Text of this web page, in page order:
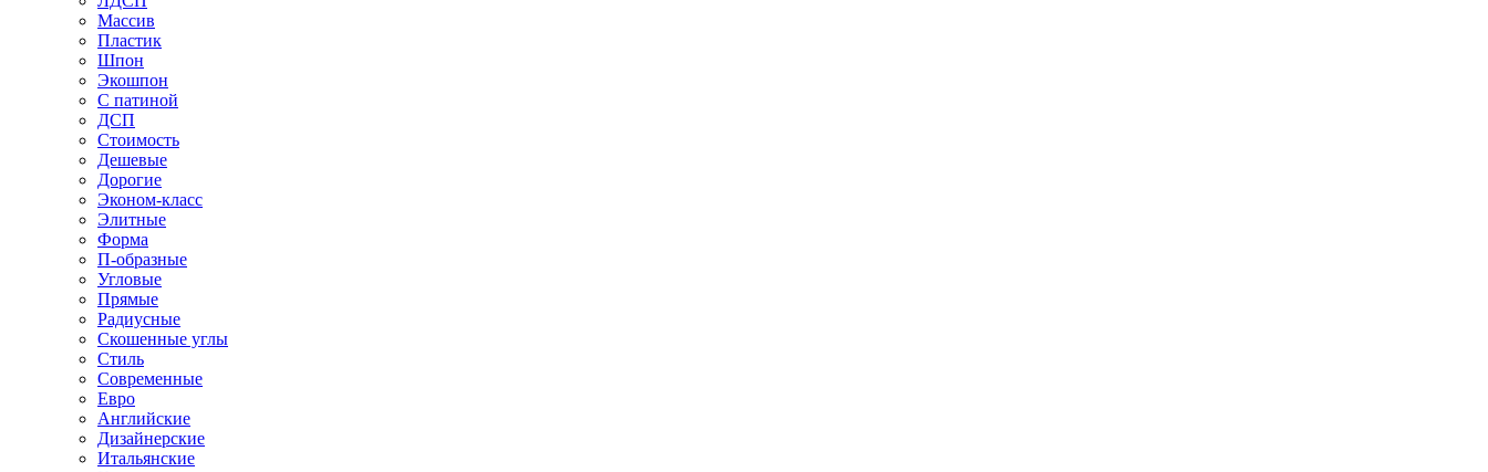
Массив
Пластик
Шпон
Экошпон
С патиной
ДСП
Стоимость
Дешевые
Дорогие
Эконом-класс
Элитные
Форма
П-образные
Угловые
Прямые
Радиусные
Скошенные углы
Стиль
Современные
Евро
Английские
Дизайнерские
Итальянские